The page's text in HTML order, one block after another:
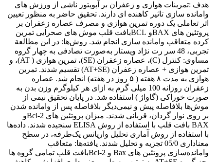
هدف :تمرینات هوازی و زعفران بر آپوپتوز ناشی از ورزش های
وامانده سازی تاثیر کاهنده ای دارند. تحقیق حاضر به منظور تعیین
اثر تعاملی یک دوره تمرین هوازی و مصرف عصاره زعفران بر
پروتئین های BAXو BCLبافت قلب موش های صحرایی تمرین
کرده متعاقب وامانده سازی انجام شد. روش‌ها: در این مطالعة
تجربی، 48 سر رت نژاد ویستار به‌صورت تصادفی به چهار گروه
مساوی: کنترل (C)، عصاره زعفران (SE)، تمرین هوازی ( AT)، و
تمرین هوازی + عصاره زعفران (AT+SE) تقسیم شدند. تمرین
هوازی به مدت ۸ هفته ( ۵ روز در هفته) انجام شد. عصاره
زعفران روزانه 100 میلی گرم به ازای هر کیلوگرم وزن بدن به
صورت خوراکی (گاواژ ) استفاده شد. در پایان تحقیق نیمی از
موش‌ها بلافاصله پیش و نیمی‌دیگر بلافاصله پس از وامانده شدن
بر روی نوار گردان، قربانی شدند. میزان پروتئین های Bcl-2و
BAX بافت قلب با استفاده از روش ELISA سنجیده شدند. داده‌ها
با استفاده از روش آماری تحلیل واریانس یک‌طرفه، در سطح
معناداری 05/0 تجزیه ‌و تحلیل شدند. یافته‌ها: متعاقب
وامانده‌سازی پروتئین های Bax و Bcl-2بافت قلب تمامی گروه ها